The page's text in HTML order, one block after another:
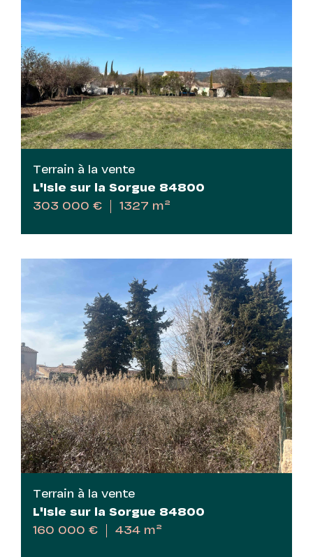
Terrain à la vente
L'Isle sur la Sorgue 84800
303 000 €
1327 m²
Terrain à la vente
L'Isle sur la Sorgue 84800
160 000 €
434 m²